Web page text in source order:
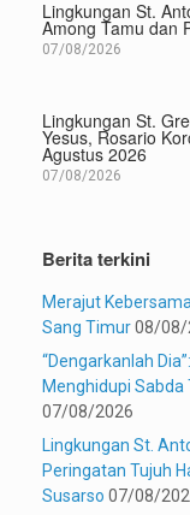
Lingkungan St.
Among Tamu dan
07/08/2026
Lingkungan St.
Yesus, Rosario
Agustus 2026
07/08/2026
Berita terkini
Merajut
Sang Timur08/08/
“Dengarkanlah
Menghidupi Sabda
07/08/2026
Lingkungan St.
Peringatan Tujuh
Susarso 07/08/